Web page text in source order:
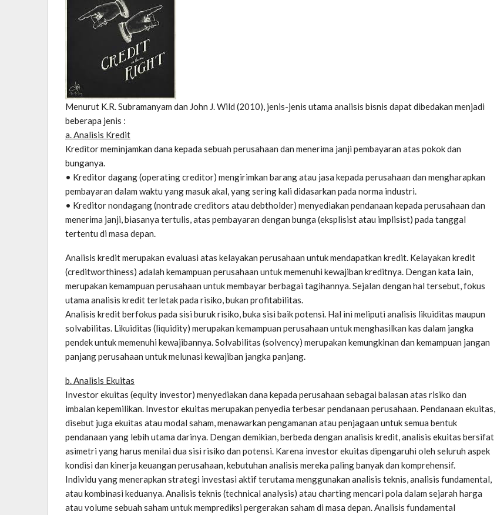
Menurut K.R. Subramanyam dan John J. Wild (2010), jenis-jenis utama analisis bisnis dapat dibedakan menjadi
beberapa jenis :
a. Analisis Kredit
Kreditor meminjamkan dana kepada sebuah perusahaan dan menerima janji pembayaran atas pokok dan
bunganya.
• Kreditor dagang (operating creditor) mengirimkan barang atau jasa kepada perusahaan dan mengharapkan
pembayaran dalam waktu yang masuk akal, yang sering kali didasarkan pada norma industri.
• Kreditor nondagang (nontrade creditors atau debtholder) menyediakan pendanaan kepada perusahaan dan
menerima janji, biasanya tertulis, atas pembayaran dengan bunga (eksplisist atau implisist) pada tanggal
tertentu di masa depan.
Analisis kredit merupakan evaluasi atas kelayakan perusahaan untuk mendapatkan kredit. Kelayakan kredit
(creditworthiness) adalah kemampuan perusahaan untuk memenuhi kewajiban kreditnya. Dengan kata lain,
merupakan kemampuan perusahaan untuk membayar berbagai tagihannya. Sejalan dengan hal tersebut, fokus
utama analisis kredit terletak pada risiko, bukan profitabilitas.
Analisis kredit berfokus pada sisi buruk risiko, buka sisi baik potensi. Hal ini meliputi analisis likuiditas maupun
solvabilitas. Likuiditas (liquidity) merupakan kemampuan perusahaan untuk menghasilkan kas dalam jangka
pendek untuk memenuhi kewajibannya. Solvabilitas (solvency) merupakan kemungkinan dan kemampuan jangan
panjang perusahaan untuk melunasi kewajiban jangka panjang.
b. Analisis Ekuitas
Investor ekuitas (equity investor) menyediakan dana kepada perusahaan sebagai balasan atas risiko dan
imbalan kepemilikan. Investor ekuitas merupakan penyedia terbesar pendanaan perusahaan. Pendanaan ekuitas,
disebut juga ekuitas atau modal saham, menawarkan pengamanan atau penjagaan untuk semua bentuk
pendanaan yang lebih utama darinya. Dengan demikian, berbeda dengan analisis kredit, analisis ekuitas bersifat
asimetri yang harus menilai dua sisi risiko dan potensi. Karena investor ekuitas dipengaruhi oleh seluruh aspek
kondisi dan kinerja keuangan perusahaan, kebutuhan analisis mereka paling banyak dan komprehensif.
Individu yang menerapkan strategi investasi aktif terutama menggunakan analisis teknis, analisis fundamental,
atau kombinasi keduanya. Analisis teknis (technical analysis) atau charting mencari pola dalam sejarah harga
atau volume sebuah saham untuk memprediksi pergerakan saham di masa depan. Analisis fundamental